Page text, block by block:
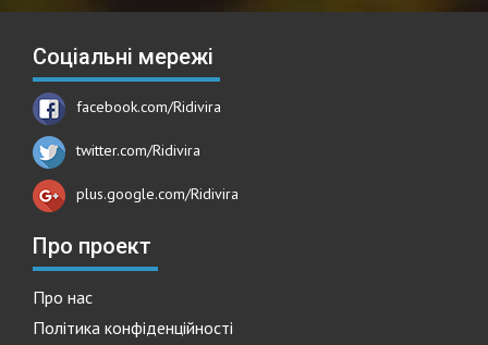
Соціальні мережі
facebook.com/Ridivira
twitter.com/Ridivira
plus.google.com/Ridivira
Про проект
Про нас
Політика конфіденційності